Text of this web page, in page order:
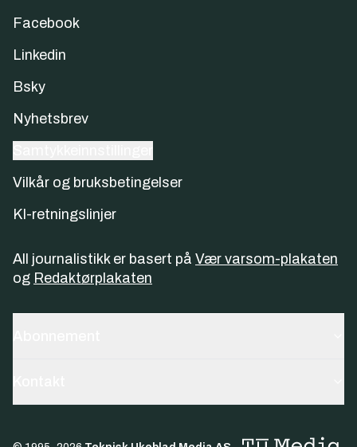
Facebook
Linkedin
Bsky
Nyhetsbrev
Vilkår og bruksbetingelser
KI-retningslinjer
All journalistikk er basert på Vær varsom-plakaten
og Redaktørplakaten